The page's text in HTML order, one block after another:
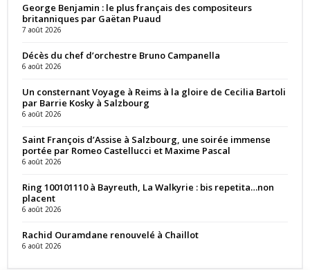
George Benjamin : le plus français des compositeurs
britanniques par Gaëtan Puaud
7 août 2026
Décès du chef d’orchestre Bruno Campanella
6 août 2026
Un consternant Voyage à Reims à la gloire de Cecilia Bartoli
par Barrie Kosky à Salzbourg
6 août 2026
Saint François d’Assise à Salzbourg, une soirée immense
portée par Romeo Castellucci et Maxime Pascal
6 août 2026
Ring 100101110 à Bayreuth, La Walkyrie : bis repetita…non
placent
6 août 2026
Rachid Ouramdane renouvelé à Chaillot
6 août 2026